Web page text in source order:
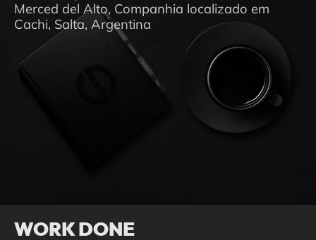
Merced del Alto, Companhia localizado em
Cachi, Salta, Argentina
WORK DONE